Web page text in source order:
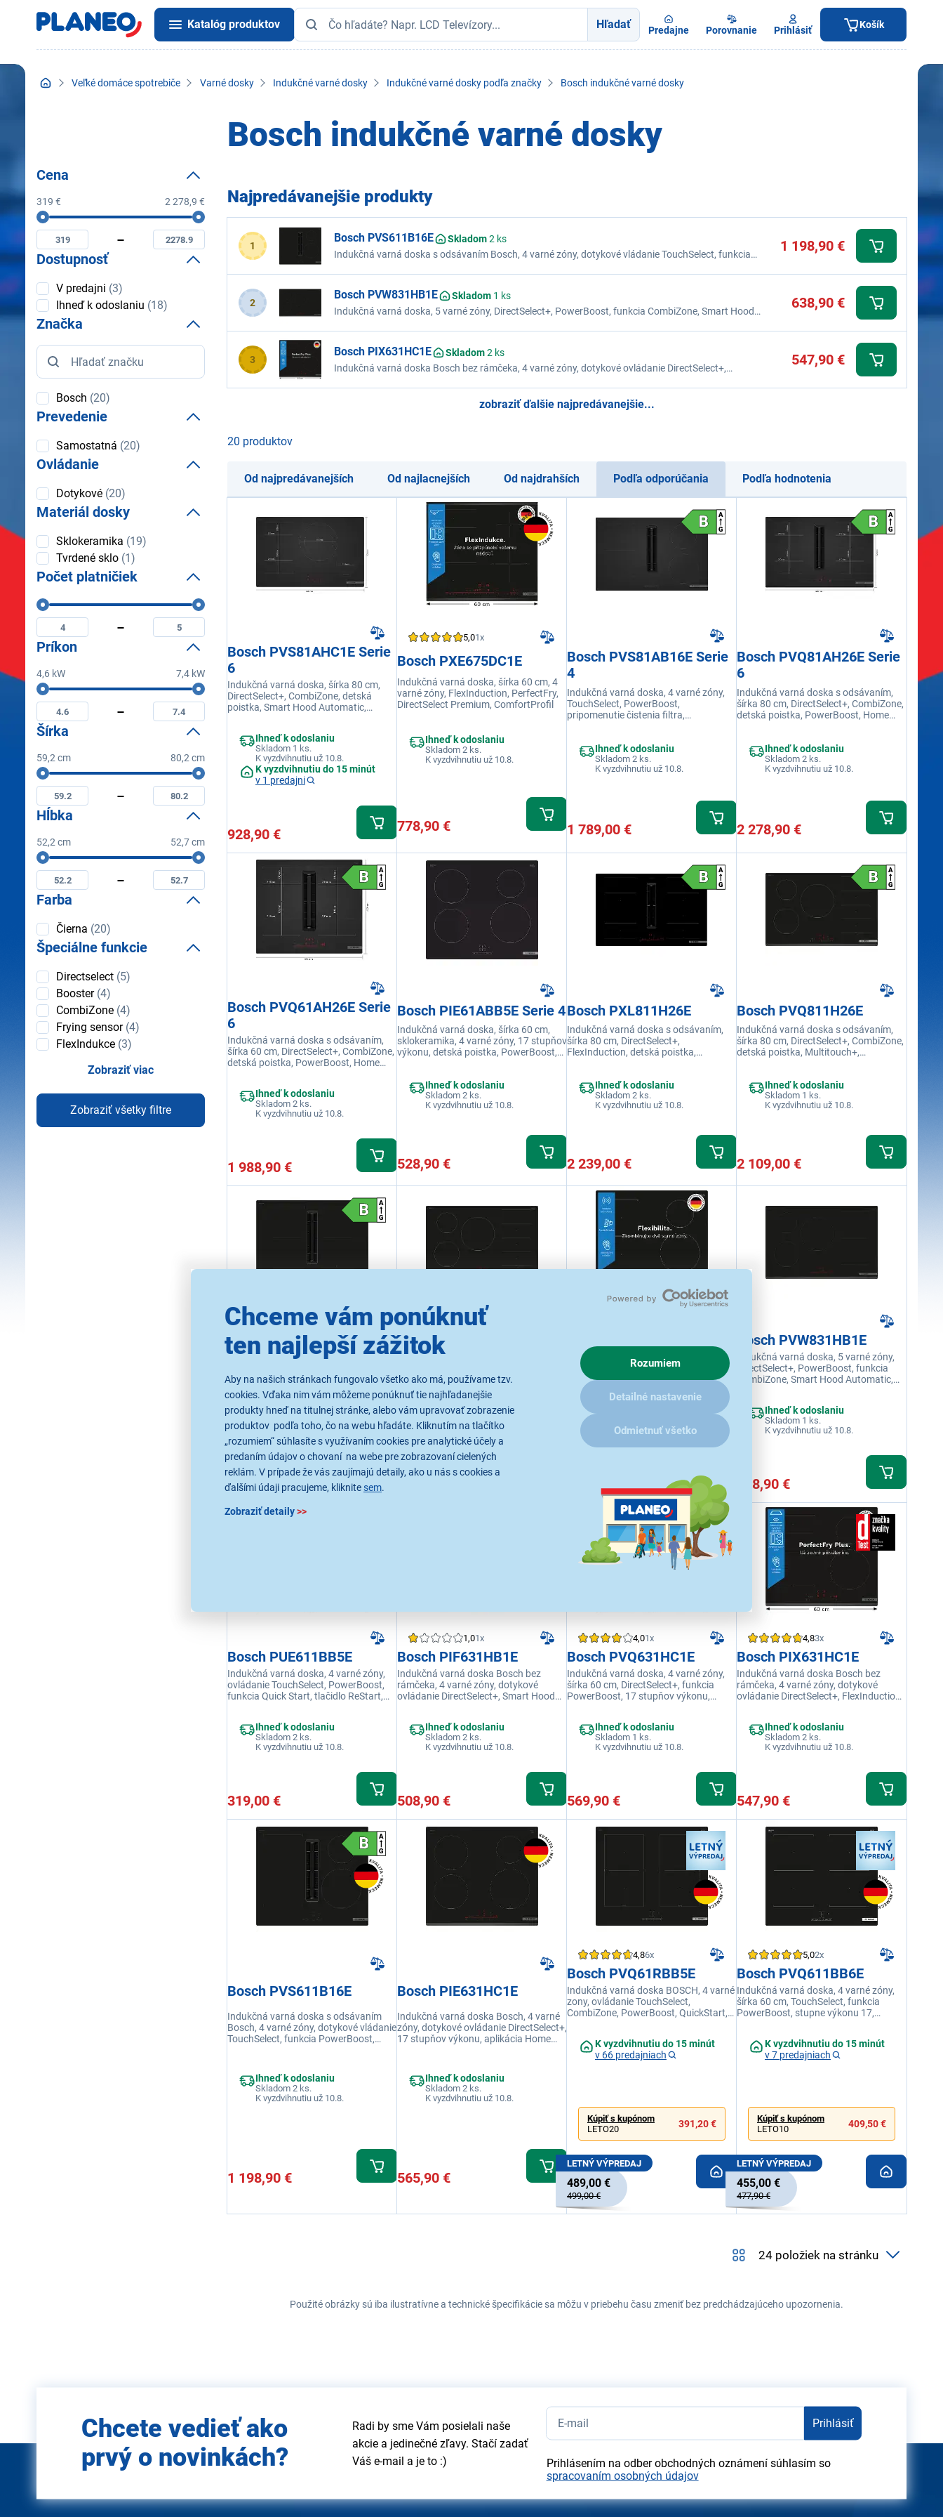
Chceme vám ponúknuť
ten najlepší zážitok
Aby na našich stránkach fungovalo všetko ako má, používame tzv.
cookies. Vďaka nim vám môžeme ponúknuť tie najhľadanejšie
produkty hneď na titulnej stránke, alebo vám upravovať zobrazenie
produktov podľa toho, čo na webu hľadáte. Kliknutím na tlačítko
„rozumiem“ súhlasíte s využívaním cookies pre analytické účely a
predaním údajov o chovaní na webe pre zobrazovaní cielených
reklám. V prípade že vás zaujímajú detaily, ako u nás s cookies a
ďalšími údaji pracujeme, kliknite sem.
Zobraziť detaily>>
Rozumiem
Detailné nastavenie
Odmietnuť všetko
Katalóg produktov Hľadať Predajne Porovnanie Prihlásiť Košík
Veľké domáce spotrebiče Varné dosky Indukčné varné dosky Indukčné varné dosky podľa značky Bosch indukčné varné dosky
Bosch indukčné varné dosky
Najpredávanejšie produkty
1
Bosch PVS611B16E Skladom2 ks
Indukčná varná doska s odsávaním Bosch, 4 varné zóny, dotykové vládanie TouchSelect, funkcia
1 198,90 €
2
Bosch PVW831HB1E Skladom 1 ks
Indukčná varná doska, 5 varné zóny, DirectSelect+, PowerBoost, funkcia CombiZone, Smart Hood
638,90 €
3
Bosch PIX631HC1E Skladom2 ks
Indukčná varná doska Bosch bez rámčeka, 4 varné zóny, dotykové ovládanie DirectSelect+,
časovač, detská poistka
547,90 €
zobraziť ďalšie najpredávanejšie...
Cena
319 € 2 278,9 €
Cena
Minimální
cena
Maximální
cena
Dostupnosť
Dostupnosť
V predajni (3)
Ihneď k odoslaniu (18)
Značka
Značka
Bosch (20)
Prevedenie
Prevedenie
Samostatná (20)
Ovládanie
Ovládanie
Dotykové (20)
Materiál dosky
Materiál
dosky
Sklokeramika (19)
Tvrdené sklo (1)
Počet platničiek
Počet
platničiek
Minimální
počet
platničiek
Maximální
počet
platničiek
Príkon
4,6 kW 7,4 kW
Príkon
Minimální
príkon
Maximální
príkon
Šírka
59,2 cm 80,2 cm
Šírka
Minimální
šírka
Maximální
šírka
Hĺbka
52,2 cm 52,7 cm
Hĺbka
Minimální
hĺbka
Maximální
hĺbka
Farba
FarbaČierna (20)
Špeciálne funkcie
Špeciálne
funkcie
Directselect (5)
Booster(4)
CombiZone (4)
Frying sensor(4)
FlexIndukce (3)
Zobraziť viac
Zobraziť všetky filtre
20 produktov
Od najpredávanejších Od najlacnejších Od najdrahších Podľa odporúčania Podľa hodnotenia
Bosch PVS81AHC1E Serie
6
Indukčná varná doska, šírka 80 cm,
DirectSelect+, CombiZone, detská
poistka, Smart Hood Automatic,
Ihneď k odoslaniu
Skladom 1 ks.
K vyzdvihnutiu už 10.8.
K vyzdvihnutiu do 15 minút
v 1 predajni
928,90 €
5,01x
Bosch PXE675DC1E
Indukčná varná doska, šírka 60 cm, 4
varné zóny, FlexInduction, PerfectFry,
DirectSelect Premium, ComfortProfil
Ihneď k odoslaniu
Skladom 2 ks.
K vyzdvihnutiu už 10.8.
778,90 €
Bosch PVS81AB16E Serie
4
Indukčná varná doska, 4 varné zóny,
TouchSelect, PowerBoost,
pripomenutie čistenia filtra,
Ihneď k odoslaniu
Skladom 2 ks.
K vyzdvihnutiu už 10.8.
1 789,00 €
Bosch PVQ81AH26E Serie
6
Indukčná varná doska s odsávaním,
šírka 80 cm, DirectSelect+, CombiZone,
detská poistka, PowerBoost, Home
Ihneď k odoslaniu
Skladom 2 ks.
K vyzdvihnutiu už 10.8.
2 278,90 €
Bosch PVQ61AH26E Serie
6
Indukčná varná doska s odsávaním,
šírka 60 cm, DirectSelect+, CombiZone,
detská poistka, PowerBoost, Home
Ihneď k odoslaniu
Skladom 2 ks.
K vyzdvihnutiu už 10.8.
1 988,90 €
Bosch PIE61ABB5E Serie 4
Indukčná varná doska, šírka 60 cm,
sklokeramika, 4 varné zóny, 17 stupňov
výkonu, detská poistka, PowerBoost,
Ihneď k odoslaniu
Skladom 2 ks.
K vyzdvihnutiu už 10.8.
528,90 €
Bosch PXL811H26E
Indukčná varná doska s odsávaním,
šírka 80 cm, DirectSelect+,
FlexInduction, detská poistka,
Ihneď k odoslaniu
Skladom 2 ks.
K vyzdvihnutiu už 10.8.
2 239,00 €
Bosch PVQ811H26E
Indukčná varná doska s odsávaním,
šírka 80 cm, DirectSelect+, CombiZone,
detská poistka, Multitouch+,
Ihneď k odoslaniu
Skladom 1 ks.
K vyzdvihnutiu už 10.8.
2 109,00 €
Bosch PVQ731H26E
Indukčná varná doska s odsávaním,
detská poistka, Multitouch+,
PowerBoost, Home Connect, funkcia
AutoOn
Ihneď k odoslaniu
Skladom 1 ks.
K vyzdvihnutiu už 10.8.
1 938,90 €
Bosch PXV831HC1E
Indukčná varná doska, šírka 80 cm,
ovládanie DirectSelect+, Home
Connect, funkcia Smart Hood
Automatic
Ihneď k odoslaniu
Skladom 1 ks.
K vyzdvihnutiu už 10.8.
Indukčná varná doska Bosch bez
rámčeka, 4 varné zóny, dotykové
ovládanie TouchSelect, funkcia
PowerBoost, funkcia CombiZone,
funkcia ReStart a QuickStart, časovač ,
detská poistka
K vyzdvihnutiu už 10.8.
381,90 €
Bosch PVW831HB1E
Indukčná varná doska, 5 varné zóny,
DirectSelect+, PowerBoost, funkcia
CombiZone, Smart Hood Automatic,
nečinnostiIhneď k odoslaniu
Skladom 1 ks.
K vyzdvihnutiu už 10.8.
638,90 €
Bosch PUE611BB5E
Indukčná varná doska, 4 varné zóny,
ovládanie TouchSelect, PowerBoost,
funkcia Quick Start, tlačidlo ReStart,
Ihneď k odoslaniu
Skladom 2 ks.
K vyzdvihnutiu už 10.8.
319,00 €
1,01x
Bosch PIF631HB1E
Indukčná varná doska Bosch bez
rámčeka, 4 varné zóny, dotykové
ovládanie DirectSelect+, Smart Hood
poistkaIhneď k odoslaniu
Skladom 2 ks.
K vyzdvihnutiu už 10.8.
508,90 €
4,01x
Bosch PVQ631HC1E
Indukčná varná doska, 4 varné zóny,
šírka 60 cm, DirectSelect+, funkcia
PowerBoost, 17 stupňov výkonu,
Ihneď k odoslaniu
Skladom 1 ks.
K vyzdvihnutiu už 10.8.
569,90 €
4,83x
Bosch PIX631HC1E
Indukčná varná doska Bosch bez
rámčeka, 4 varné zóny, dotykové
ovládanie DirectSelect+, FlexInduction,
QuickStart, časovač, detská poistka
Ihneď k odoslaniu
Skladom 2 ks.
K vyzdvihnutiu už 10.8.
547,90 €
Bosch PVS611B16E
Indukčná varná doska s odsávaním
Bosch, 4 varné zóny, dotykové vládanie
TouchSelect, funkcia PowerBoost,
časovač, detská poistka
Ihneď k odoslaniu
Skladom 2 ks.
K vyzdvihnutiu už 10.8.
1 198,90 €
Bosch PIE631HC1E
Indukčná varná doska Bosch, 4 varné
zóny, dotykové ovládanie DirectSelect+,
17 stupňov výkonu, aplikácia Home
QuickStart, Smart Hood Automatic
Ihneď k odoslaniu
Skladom 2 ks.
K vyzdvihnutiu už 10.8.
565,90 €
4,86x
Bosch PVQ61RBB5E
Indukčná varná doska BOSCH, 4 varné
zony, ovládanie TouchSelect,
CombiZone, PowerBoost, QuickStart,
K vyzdvihnutiu do 15 minút
v 66 predajniach
Kúpiť s kupónom
LETO20
391,20 €
LETNÝ VÝPREDAJ
489,00 €
499,00 €
5,02x
Bosch PVQ611BB6E
Indukčná varná doska, 4 varné zóny,
šírka 60 cm, TouchSelect, funkcia
PowerBoost, stupne výkonu 17,
K vyzdvihnutiu do 15 minút
v 7 predajniach
Kúpiť s kupónom
LETO10
409,50 €
LETNÝ VÝPREDAJ
455,00 €
477,90 €
Použité obrázky sú iba ilustratívne a technické špecifikácie sa môžu v priebehu času zmeniť bez predchádzajúceho upozornenia.
e-mail
Chcete vedieť ako
prvý o novinkách?
Radi by sme Vám posielali naše
akcie a jedinečné zľavy. Stačí zadať
Váš e-mail a je to :)
Prihlásiť
Prihlásením na odber obchodných oznámení súhlasím so
spracovaním osobných údajov